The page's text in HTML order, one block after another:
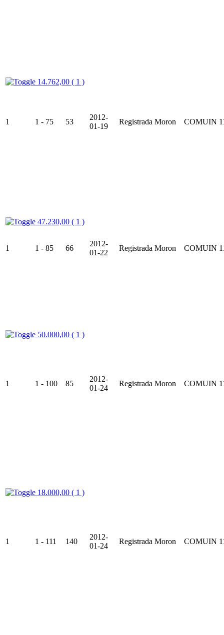
14.762,00 ( 1 )
1 1 - 75 53
2012-
01-19
Registrada Moron COMUIN
47.230,00 ( 1 )
1 1 - 85 66
2012-
01-22
Registrada Moron COMUIN
50.000,00 ( 1 )
1 1 - 100 85
2012-
01-24
Registrada Moron COMUIN
18.000,00 ( 1 )
1 1 - 111 140
2012-
01-24
Registrada Moron COMUIN